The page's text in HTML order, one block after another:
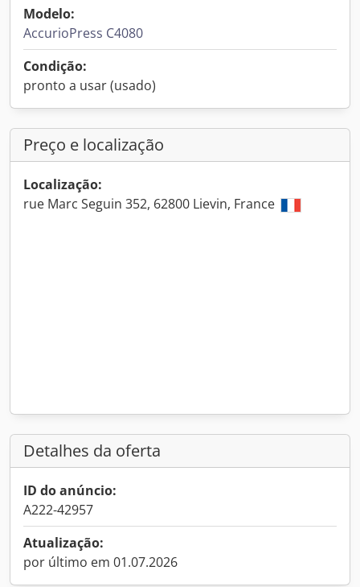
Modelo:
AccurioPress C4080
Condição:
pronto a usar (usado)
Preço e localização
Localização:
rue Marc Seguin 352, 62800 Lievin, France
Detalhes da oferta
ID do anúncio:
A222-42957
Atualização:
por último em 01.07.2026